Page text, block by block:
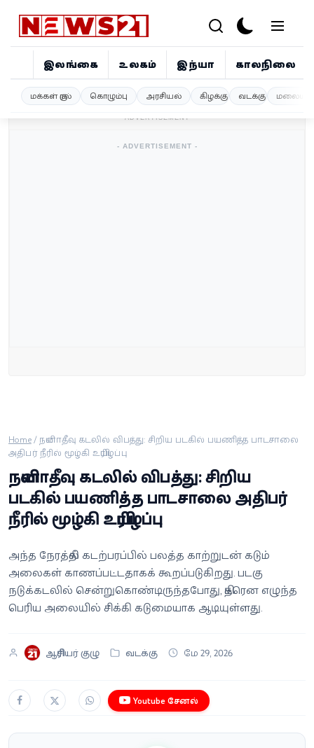
இலங்கை உலகம் இந்தியா காலநிலை
மக்கள் குரல் கொழும்பு அரசியல் கிழக்கு வடக்கு
இலங்கை
வெப்ஸ்டோரி
தமிழ்
- ADVERTISEMENT -
- ADVERTISEMENT -
Home/ நயினாதீவு கடலில் விபத்து: சிறிய படகில் பயணித்த பாடசாலை
அதிபர் நீரில் மூழ்கி உயிரிழப்பு
நயினாதீவு கடலில் விபத்து: சிறிய
படகில் பயணித்த பாடசாலை அதிபர்
நீரில் மூழ்கி உயிரிழப்பு
அந்த நேரத்தில் கடற்பரப்பில் பலத்த காற்றுடன் கடும்
அலைகள் காணப்பட்டதாகக் கூறப்படுகிறது. படகு
நடுக்கடலில் சென்றுகொண்டிருந்தபோது, திடீரென எழுந்த
பெரிய அலையில் சிக்கி கடுமையாக ஆடியுள்ளது.
ஆசிரியர் குழு வடக்கு மே 29, 2026
Youtube சேனல்